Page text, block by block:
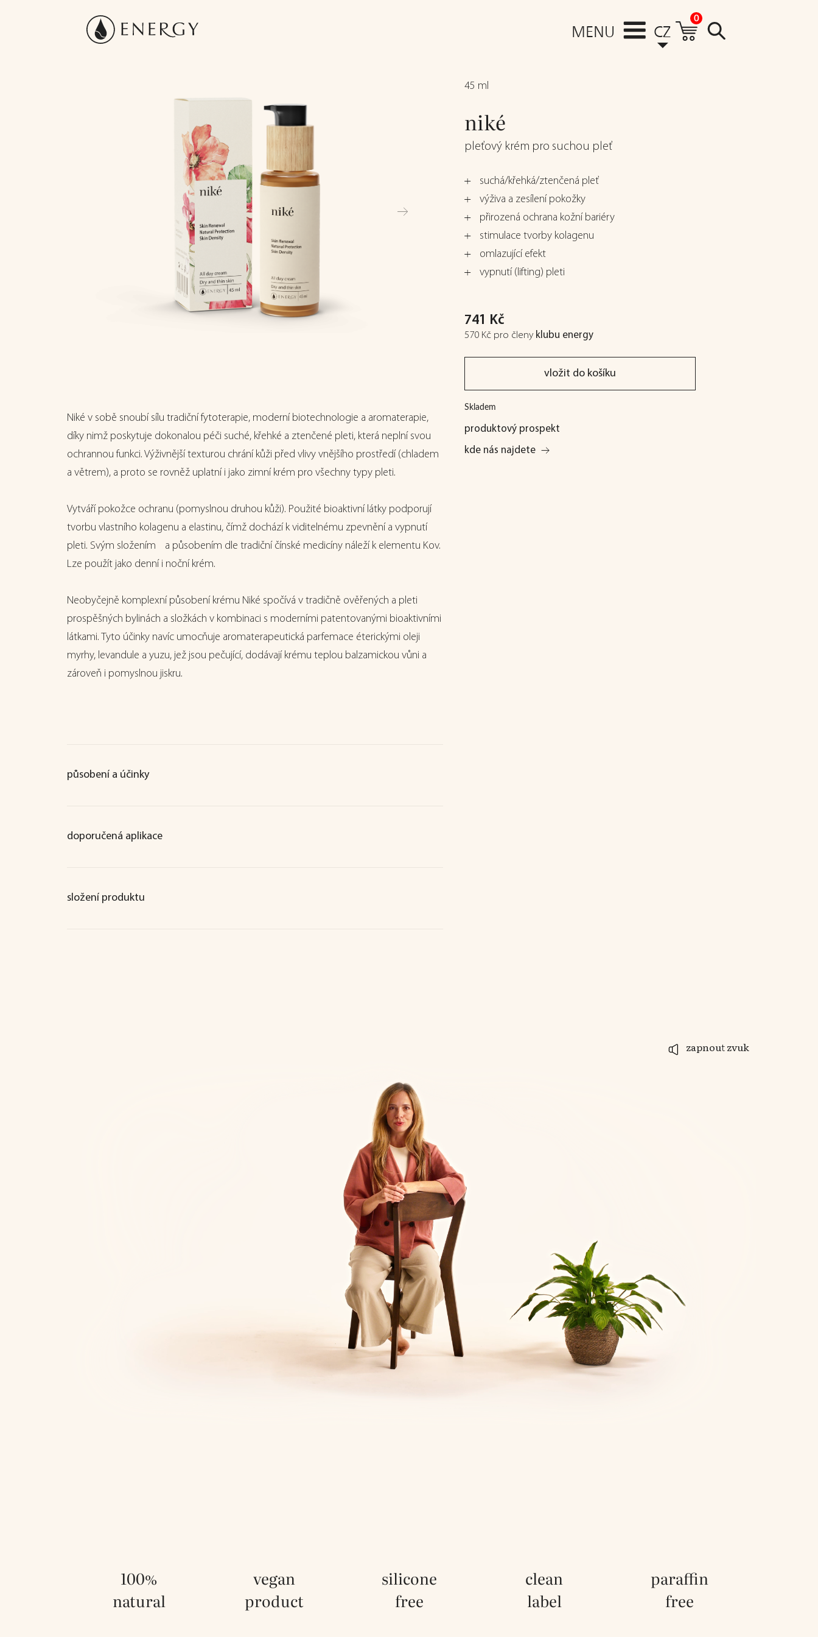
MENU CZ
0
Niké v sobě snoubí sílu tradiční fytoterapie, moderní biotechnologie a aromaterapie,
díky nimž poskytuje dokonalou péči suché, křehké a ztenčené pleti, která neplní svou
ochrannou funkci. Výživnější texturou chrání kůži před vlivy vnějšího prostředí (chladem
a větrem), a proto se rovněž uplatní i jako zimní krém pro všechny typy pleti.
Vytváří pokožce ochranu (pomyslnou druhou kůži). Použité bioaktivní látky podporují
tvorbu vlastního kolagenu a elastinu, čímž dochází k viditelnému zpevnění a vypnutí
pleti. Svým složením a působením dle tradiční čínské medicíny náleží k elementu Kov.
Lze použít jako denní i noční krém.
Neobyčejně komplexní působení krému Niké spočívá v tradičně ověřených a pleti
prospěšných bylinách a složkách v kombinaci s moderními patentovanými bioaktivními
látkami. Tyto účinky navíc umocňuje aromaterapeutická parfemace éterickými oleji
myrhy, levandule a yuzu, jež jsou pečující, dodávají krému teplou balzamickou vůni a
zároveň i pomyslnou jiskru.
působení a účinky
doporučená aplikace
složení produktu
45 ml
niké
pleťový krém pro suchou pleť
suchá/křehká/ztenčená pleť
výživa a zesílení pokožky
přirozená ochrana kožní bariéry
stimulace tvorby kolagenu
omlazující efekt
vypnutí (lifting) pleti
741 Kč
570 Kč pro členy klubu energy
vložit do košíku
Skladem
produktový prospekt
kde nás najdete
zapnout zvuk
100%
natural
vegan
product
silicone
free
clean
label
paraffin
free